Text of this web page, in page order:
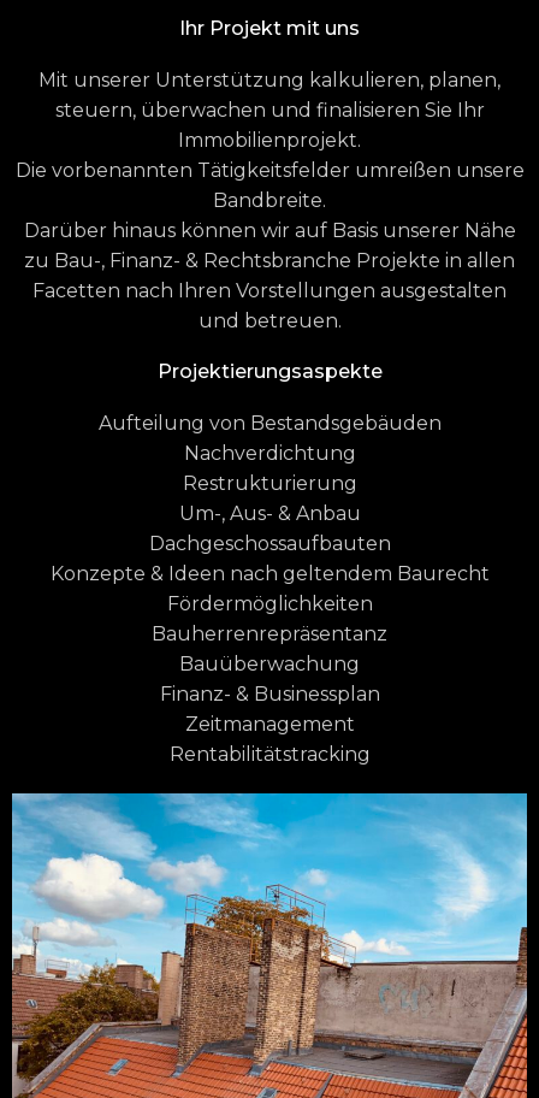
Ihr Projekt mit uns
Mit unserer Unterstützung kalkulieren, planen,
steuern, überwachen und finalisieren Sie Ihr
Immobilienprojekt.
Die vorbenannten Tätigkeitsfelder umreißen unsere
Bandbreite.
Darüber hinaus können wir auf Basis unserer Nähe
zu Bau-, Finanz- & Rechtsbranche Projekte in allen
Facetten nach Ihren Vorstellungen ausgestalten
und betreuen.
Projektierungsaspekte
Aufteilung von Bestandsgebäuden
Nachverdichtung
Restrukturierung
Um-, Aus- & Anbau
Dachgeschossaufbauten
Konzepte & Ideen nach geltendem Baurecht
Fördermöglichkeiten
Bauherrenrepräsentanz
Bauüberwachung
Finanz- & Businessplan
Zeitmanagement
Rentabilitätstracking